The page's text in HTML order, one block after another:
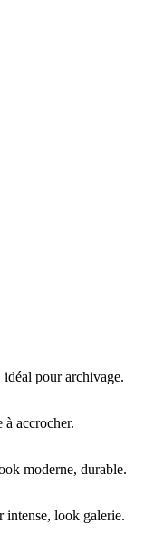
pour archivage.
à accrocher.
moderne, durable.
intense, look galerie.